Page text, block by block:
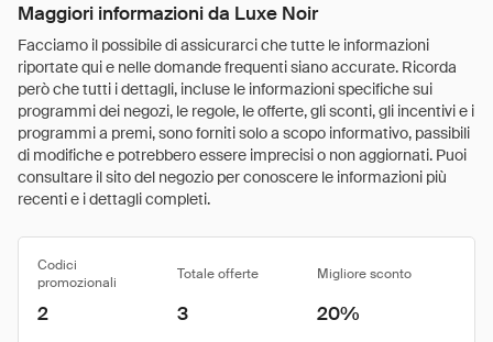
Maggiori informazioni da Luxe Noir
Facciamo il possibile di assicurarci che tutte le informazioni
riportate qui e nelle domande frequenti siano accurate. Ricorda
però che tutti i dettagli, incluse le informazioni specifiche sui
programmi dei negozi, le regole, le offerte, gli sconti, gli incentivi e i
programmi a premi, sono forniti solo a scopo informativo, passibili
di modifiche e potrebbero essere imprecisi o non aggiornati. Puoi
consultare il sito del negozio per conoscere le informazioni più
recenti e i dettagli completi.
Codici
promozionali
Totale offerte Migliore sconto
2 3 20%